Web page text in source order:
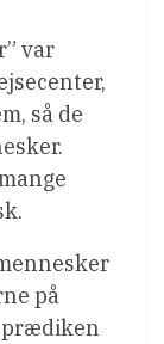
var
så de
på
prædiken